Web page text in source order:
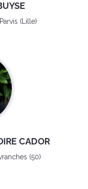
(Lille)
CADOR
(50)